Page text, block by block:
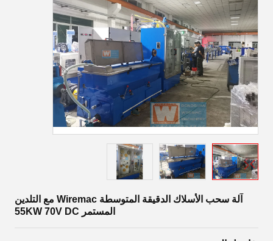
آلة سحب الأسلاك الدقيقة المتوسطة Wiremac مع التلدين
المستمر 55KW 70V DC